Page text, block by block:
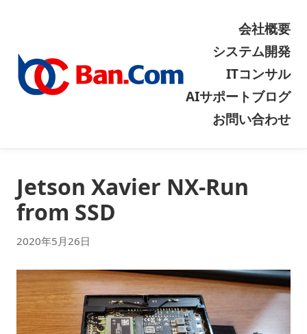
会社概要
システム開発
ITコンサル
AIサポートブログ
お問い合わせ
Jetson Xavier NX-Run
from SSD
2020年5月26日